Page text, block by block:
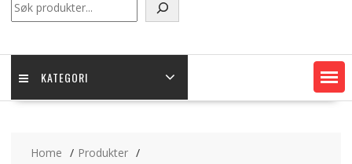
KATEGORI
Home
Produkter